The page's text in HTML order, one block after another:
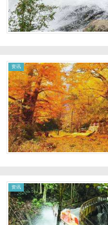
资讯
资讯